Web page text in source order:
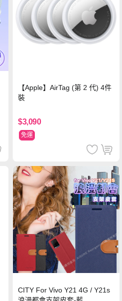
【Apple】AirTag (第 2 代) 4件
裝
$3,090
免運
CITY For Vivo Y21 4G / Y21s